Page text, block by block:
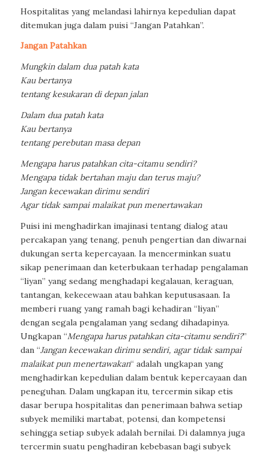
Hospitalitas yang melandasi lahirnya kepedulian dapat
ditemukan juga dalam puisi “Jangan Patahkan”.
Jangan Patahkan
Mungkin dalam dua patah kata
Kau bertanya
tentang kesukaran di depan jalan
Dalam dua patah kata
Kau bertanya
tentang perebutan masa depan
Mengapa harus patahkan cita-citamu sendiri?
Mengapa tidak bertahan maju dan terus maju?
Jangan kecewakan dirimu sendiri
Agar tidak sampai malaikat pun menertawakan
Puisi ini menghadirkan imajinasi tentang dialog atau
percakapan yang tenang, penuh pengertian dan diwarnai
dukungan serta kepercayaan. Ia mencerminkan suatu
sikap penerimaan dan keterbukaan terhadap pengalaman
“liyan” yang sedang menghadapi kegalauan, keraguan,
tantangan, kekecewaan atau bahkan keputusasaan. Ia
memberi ruang yang ramah bagi kehadiran “liyan”
dengan segala pengalaman yang sedang dihadapinya.
Ungkapan “Mengapa harus patahkan cita-citamu sendiri?”
dan “Jangan kecewakan dirimu sendiri, agar tidak sampai
malaikat pun menertawakan“ adalah ungkapan yang
menghadirkan kepedulian dalam bentuk kepercayaan dan
peneguhan. Dalam ungkapan itu, tercermin sikap etis
dasar berupa hospitalitas dan penerimaan bahwa setiap
subyek memiliki martabat, potensi, dan kompetensi
sehingga setiap subyek adalah bernilai. Di dalamnya juga
tercermin suatu penghadiran kebebasan bagi subyek